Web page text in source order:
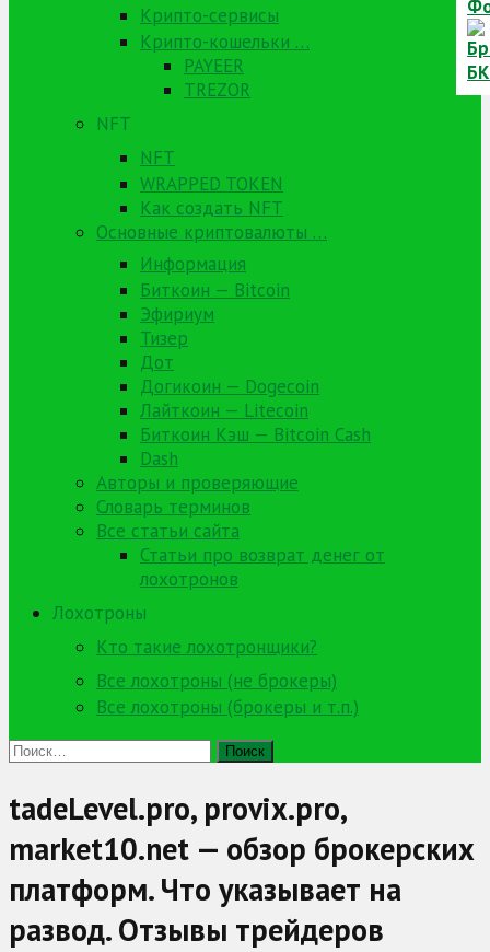
Крипто-сервисы
Крипто-кошельки …
PAYEER
TREZOR
NFT
NFT
WRAPPED TOKEN
Как создать NFT
Основные криптовалюты …
Информация
Биткоин — Bitcoin
Эфириум
Тизер
Дот
Догикоин — Dogecoin
Лайткоин — Litecoin
Биткоин Кэш — Bitcoin Cash
Dash
Авторы и проверяющие
Словарь терминов
Все статьи сайта
Статьи про возврат денег от
лохотронов
Лохотроны
Кто такие лохотронщики?
Все лохотроны (не брокеры)
Все лохотроны (брокеры и т.п.)
Найти:
tadeLevel.pro, provix.pro,
market10.net — обзор брокерских
платформ. Что указывает на
развод. Отзывы трейдеров